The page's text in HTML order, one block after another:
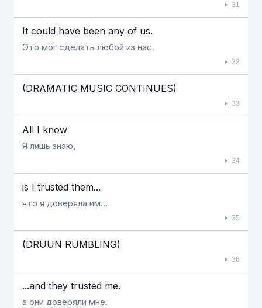
31
It could have been any of us.
Это мог сделать любой из нас.
32
(DRAMATIC MUSIC CONTINUES)
33
All I know
Я лишь знаю,
34
is I trusted them...
что я доверяла им...
35
(DRUUN RUMBLING)
36
...and they trusted me.
а они доверяли мне.